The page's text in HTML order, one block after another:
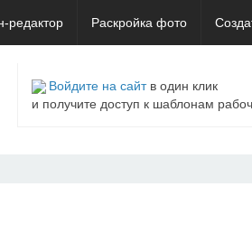
редактор Раскройка фото
Войдите на сайтв один клик
и получите доступ к шаблонам